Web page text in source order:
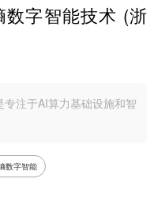
字智能技术 (浙
注于AI算力基础设施和智
数字智能